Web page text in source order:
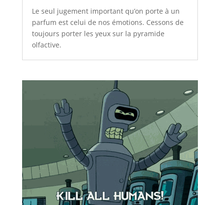
Le seul jugement important qu’on porte à un
parfum est celui de nos émotions. Cessons de
toujours porter les yeux sur la pyramide
olfactive.